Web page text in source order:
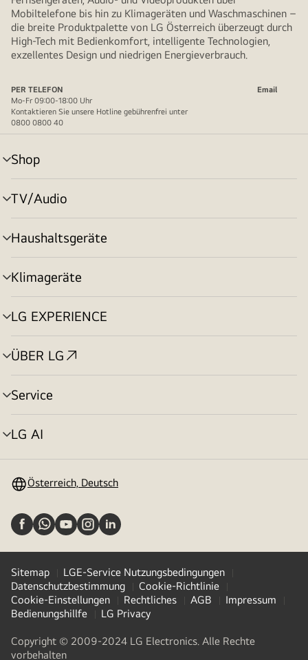
Mobiltelefone bis hin zu Klimageräten und Waschmaschinen –
die breite Produktpalette von LG Österreich überzeugt durch
High-Tech mit Bedienkomfort, intelligente Technologien,
exzellentes Design und niedrigen Energieverbrauch.
PER TELEFON
Email
Mo-Fr 09:00-18:00 Uhr
Kontaktieren Sie unsere Hotline gebührenfrei unter
0800 0800 40
Shop
Menü
umschalten
TV/Audio
Menü
umschalten
Haushaltsgeräte
Menü
umschalten
Klimageräte
Menü
umschalten
LG EXPERIENCE
Menü
umschalten
ÜBER LG
Menü
umschalten
Service
Menü
umschalten
LG AI
Menü
Österreich, Deutsch
Sitemap
LGE-Service Nutzungsbedingungen
Datenschutzbestimmung
Cookie-Richtlinie
Cookie-Einstellungen
Rechtliches AGB
Impressum
Bedienungshillfe
LG Privacy
Copyright © 2009-2024 LG Electronics. Alle Rechte
vorbehalten